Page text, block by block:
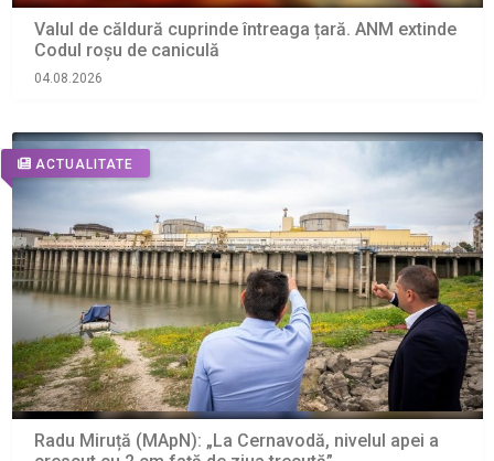
Valul de căldură cuprinde întreaga țară. ANM extinde
Codul roșu de caniculă
04.08.2026
ACTUALITATE
Radu Miruță (MApN): „La Cernavodă, nivelul apei a